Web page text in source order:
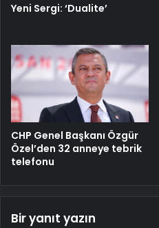
Yeni Sergi: ‘Dualite’
CHP Genel Başkanı Özgür
Özel’den 32 anneye tebrik
telefonu
Bir yanıt yazın